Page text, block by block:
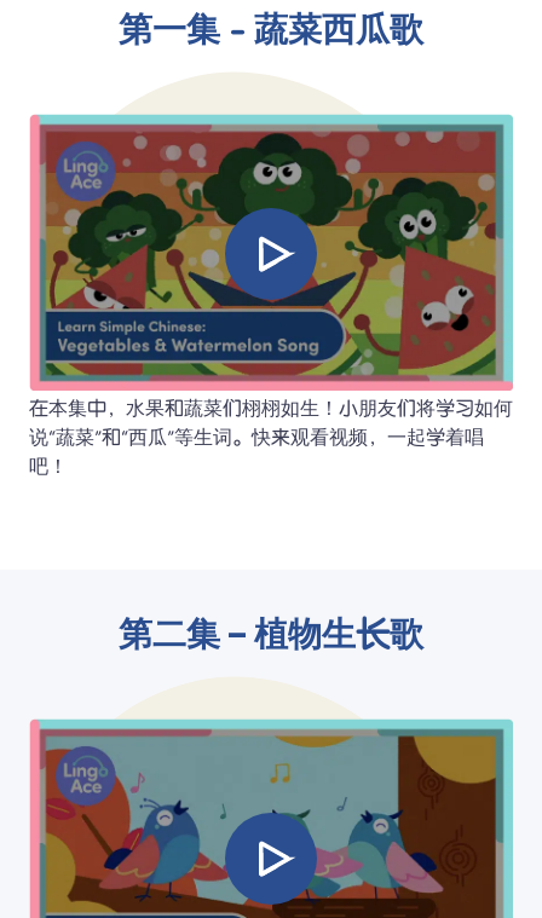
第一集 - 蔬菜西瓜歌
在本集中，水果和蔬菜们栩栩如生！小朋友们将学习如何
说“蔬菜”和“西瓜”等生词。快来观看视频，一起学着唱
吧！
第二集 – 植物生长歌